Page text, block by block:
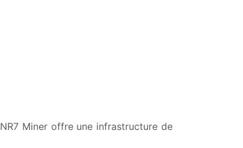
Miner offre une infrastructure de